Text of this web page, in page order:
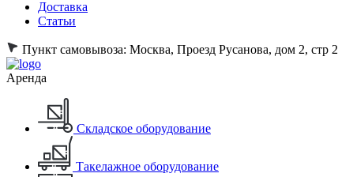
Доставка
Статьи
Пункт самовывоза: Москва, Проезд Русанова, дом 2, стр 2
Аренда
Складское оборудование
Такелажное оборудование